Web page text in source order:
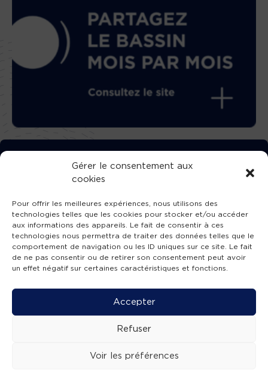
Gérer le consentement aux
cookies
Pour offrir les meilleures expériences, nous utilisons des
technologies telles que les cookies pour stocker et/ou accéder
aux informations des appareils. Le fait de consentir à ces
technologies nous permettra de traiter des données telles que le
comportement de navigation ou les ID uniques sur ce site. Le fait
de ne pas consentir ou de retirer son consentement peut avoir
un effet négatif sur certaines caractéristiques et fonctions.
Accepter
Refuser
Voir les préférences
TÉLÉCHARGEZ GRATUITEMENT
L’APPLICATION TVBA !
SUIVEZ-NOUS !
Mentions légales -Accessibilité